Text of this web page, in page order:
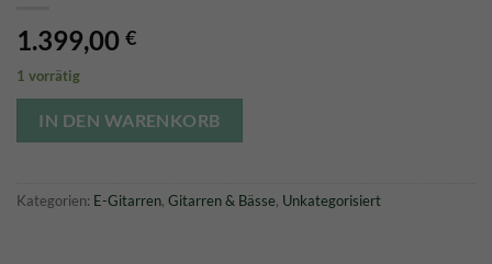
1.399,00 €
1 vorrätig
IN DEN WARENKORB
Kategorien: E-Gitarren, Gitarren & Bässe, Unkategorisiert